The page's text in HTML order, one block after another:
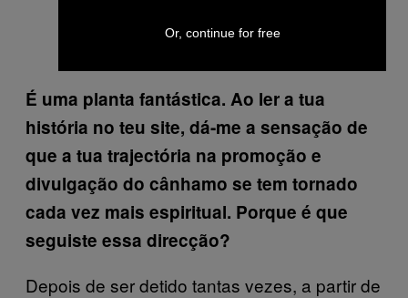
É uma planta fantástica. Ao ler a tua
história no teu site, dá-me a sensação de
que a tua trajectória na promoção e
divulgação do cânhamo se tem tornado
cada vez mais espiritual. Porque é que
seguiste essa direcção?
Depois de ser detido tantas vezes, a partir de
Or, continue for free